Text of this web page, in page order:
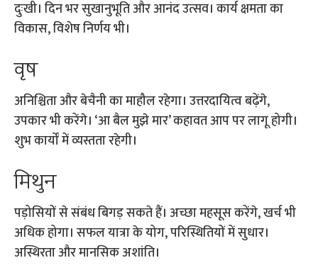
दुःखी। दिन भर सुखानुभूति और आनंद उत्सव। कार्य क्षमता का
विकास, विशेष निर्णय भी।
वृष
अनिश्चिता और बेचैनी का माहौल रहेगा। उत्तरदायित्व बढ़ेंगे,
उपकार भी करेंगे। ‘आ बैल मुझे मार’ कहावत आप पर लागू होगी।
शुभ कार्यों में व्यस्तता रहेगी।
मिथुन
पड़ोसियों से संबंध बिगड़ सकते हैं। अच्छा महसूस करेंगे, खर्च भी
अधिक होगा। सफल यात्रा के योग, परिस्थितियों में सुधार।
अस्थिरता और मानसिक अशांति।